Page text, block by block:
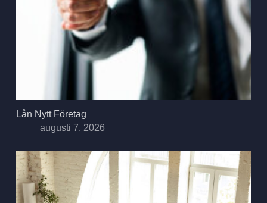
Lån Nytt Företag
augusti 7, 2026